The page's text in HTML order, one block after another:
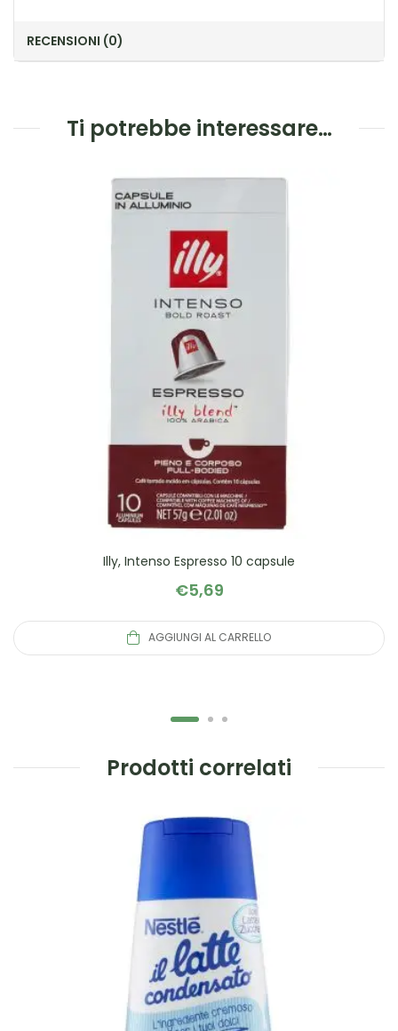
RECENSIONI (0)
Ti potrebbe interessare…
Illy, Intenso Espresso 10 capsule
€5,69
AGGIUNGI AL CARRELLO
Prodotti correlati